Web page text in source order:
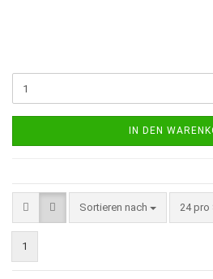
IN DEN
Sortieren nach
Sortieren nach 24 pro
pro
1